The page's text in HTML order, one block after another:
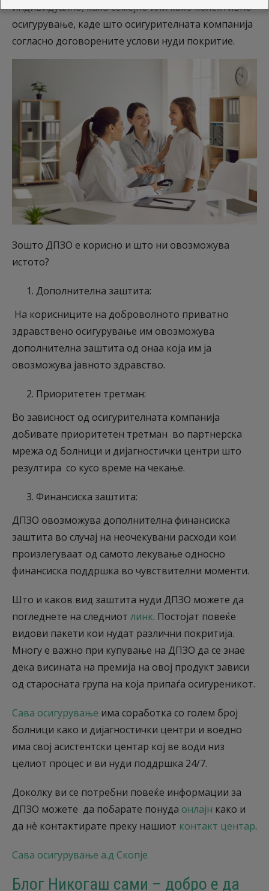
индивидуално, како семејно или како колективно
осигурување, каде што осигурителната компанија
согласно договорените услови нуди покритие.
Зошто ДПЗО е корисно и што ни овозможува
истото?
Дополнителна заштита:
На корисниците на доброволното приватно
здравствено осигурување им овозможува
дополнителна заштита од онаа која им ја
овозможува јавното здравство.
Приоритетен третман:
Во зависност од осигурителната компанија
добивате приоритетен третман во партнерска
мрежа од болници и дијагностички центри што
резултира со кусо време на чекање.
Финансиска заштита:
ДПЗО овозможува дополнителна финансиска
заштита во случај на неочекувани расходи кои
произлегуваат од самото лекување односно
финансиска поддршка во чувствителни моменти.
Што и каков вид заштита нуди ДПЗО можете да
погледнете на следниот линк. Постојат повеќе
видови пакети кои нудат различни покритија.
Многу е важно при купување на ДПЗО да се знае
дека висината на премија на овој продукт зависи
од старосната група на која припаѓа осигуреникот.
Сава осигурување има соработка со голем број
болници како и дијагностички центри и воедно
има свој асистентски центар кој ве води низ
целиот процес и ви нуди поддршка 24/7.
Доколку ви се потребни повеќе информации за
ДПЗО можете да побарате понуда онлајн како и
да нѐ контактирате преку нашиот контакт центар.
Сава осигурување а.д Скопје
Блог Никогаш сами – добро е да